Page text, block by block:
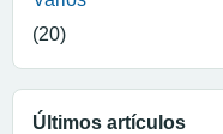
(20)
Últimos artículos